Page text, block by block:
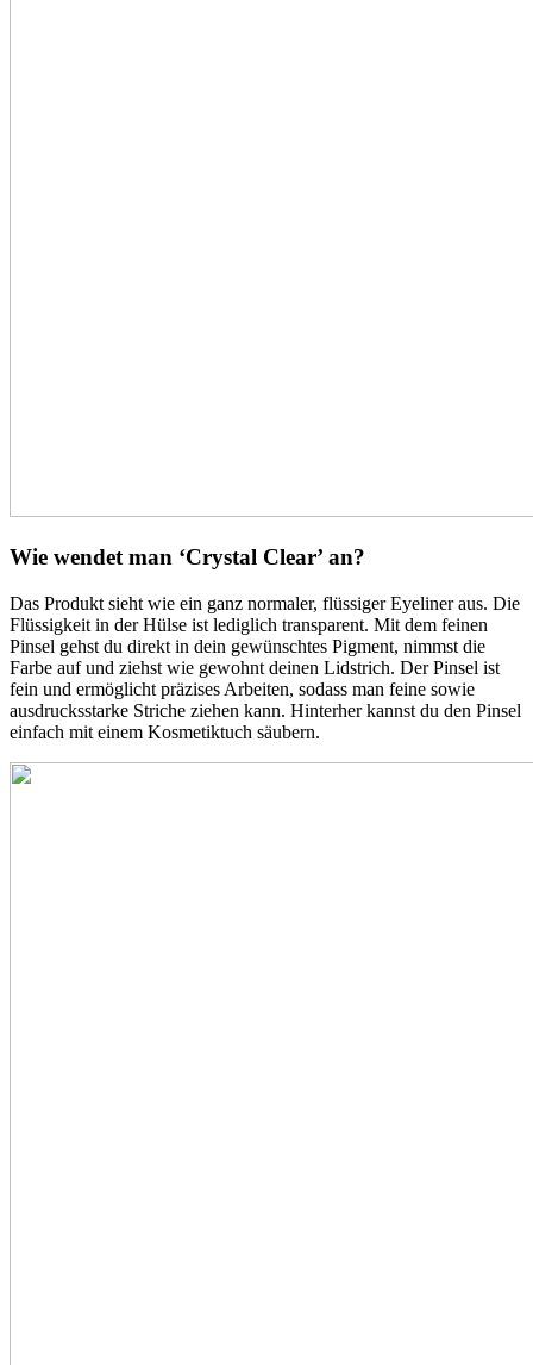
Wie wendet man ‘Crystal Clear’ an?
Das Produkt sieht wie ein ganz normaler, flüssiger Eyeliner aus. Die
Flüssigkeit in der Hülse ist lediglich transparent. Mit dem feinen
Pinsel gehst du direkt in dein gewünschtes Pigment, nimmst die
Farbe auf und ziehst wie gewohnt deinen Lidstrich. Der Pinsel ist
fein und ermöglicht präzises Arbeiten, sodass man feine sowie
ausdrucksstarke Striche ziehen kann. Hinterher kannst du den Pinsel
einfach mit einem Kosmetiktuch säubern.